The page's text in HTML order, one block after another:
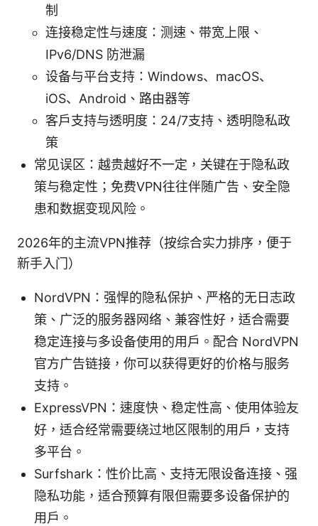
制
连接稳定性与速度：测速、带宽上限、
IPv6/DNS 防泄漏
设备与平台支持：Windows、macOS、
iOS、Android、路由器等
客户支持与透明度：24/7支持、透明隐私政
策
常见误区：越贵越好不一定，关键在于隐私政
策与稳定性；免费VPN往往伴随广告、安全隐
患和数据变现风险。
2026年的主流VPN推荐（按综合实力排序，便于
新手入门）
NordVPN：强悍的隐私保护、严格的无日志政
策、广泛的服务器网络、兼容性好，适合需要
稳定连接与多设备使用的用户。配合 NordVPN
官方广告链接，你可以获得更好的价格与服务
支持。
ExpressVPN：速度快、稳定性高、使用体验友
好，适合经常需要绕过地区限制的用户，支持
多平台。
Surfshark：性价比高、支持无限设备连接、强
隐私功能，适合预算有限但需要多设备保护的
用户。